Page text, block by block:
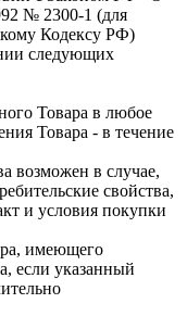
№ 2300-1 (для
Кодексу РФ)
следующих
Товара в любое
Товара - в течение
возможен в случае,
свойства,
и условия покупки
имеющего
если указанный